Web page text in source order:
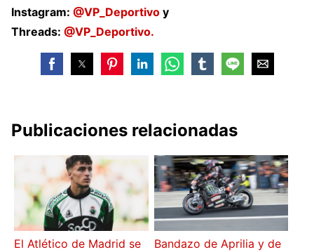
Instagram: @VP_Deportivo y
Threads: @VP_Deportivo.
Publicaciones relacionadas
El Atlético de Madrid se
Bandazo de Aprilia y de